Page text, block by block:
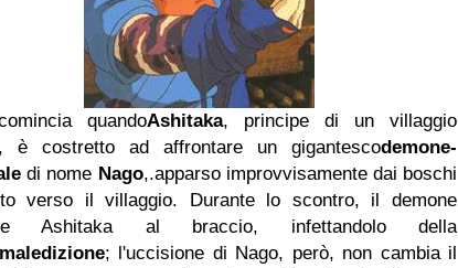
quandoAshitaka, principe di un villaggio
è costretto ad affrontare un gigantescodemone-
di nome Nago,.apparso improvvisamente dai boschi
verso il villaggio. Durante lo scontro, il demone
Ashitaka al braccio, infettandolo della
maledizione; l'uccisione di Nago, però, non cambia il